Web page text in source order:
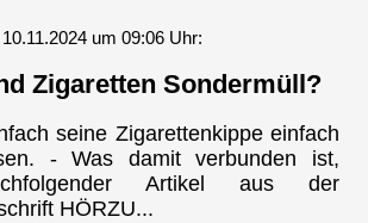
um 09:06 Uhr:
Zigaretten Sondermüll?
seine Zigarettenkippe einfach
- Was damit verbunden ist,
Artikel aus der
HÖRZU...